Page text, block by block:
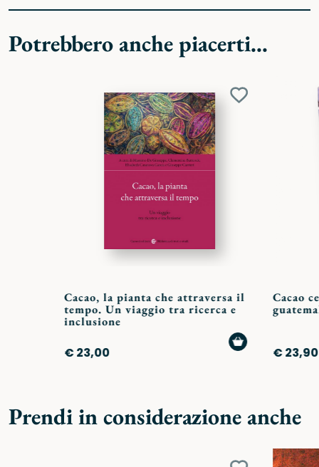
Potrebbero anche piacerti...
Aggiungi
Cacao, la pianta che attraversa il
tempo. Un viaggio tra ricerca e
inclusione
€ 23,00
AGGIUNGI
Cacao
€ 23,90
Prendi in considerazione anche